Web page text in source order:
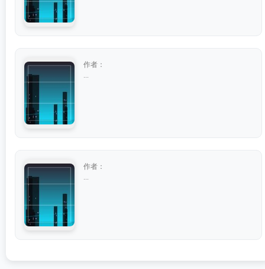
作者：
作者：